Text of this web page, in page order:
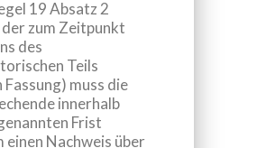
19 Absatz 2
zum Zeitpunkt
des
Teils
muss die
innerhalb
Frist
einen Nachweis über